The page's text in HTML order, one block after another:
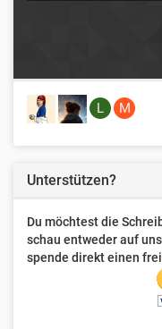
L M
Unterstützen?
Du möchtest die
schau entweder auf
spende direkt einen